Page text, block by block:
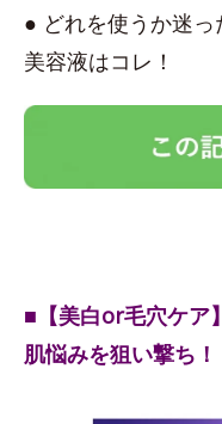
● どれを使うか迷
美容液はコレ！
■【美白or毛穴ケア
肌悩みを狙い撃ち！